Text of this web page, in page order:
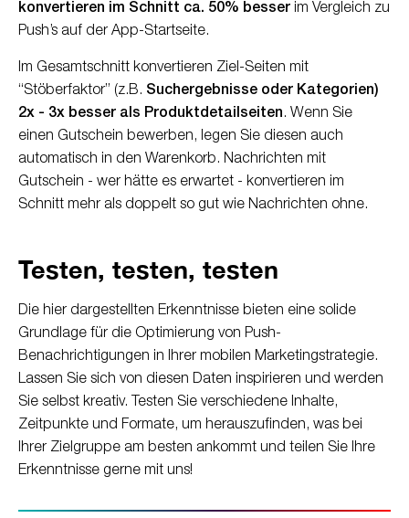
konvertieren im Schnitt ca. 50% besser im Vergleich zu
Push’s auf der App-Startseite.
Im Gesamtschnitt konvertieren Ziel-Seiten mit
“Stöberfaktor” (z.B. Suchergebnisse oder Kategorien)
2x - 3x besser als Produktdetailseiten. Wenn Sie
einen Gutschein bewerben, legen Sie diesen auch
automatisch in den Warenkorb. Nachrichten mit
Gutschein - wer hätte es erwartet - konvertieren im
Schnitt mehr als doppelt so gut wie Nachrichten ohne.
Testen, testen, testen
Die hier dargestellten Erkenntnisse bieten eine solide
Grundlage für die Optimierung von Push-
Benachrichtigungen in Ihrer mobilen Marketingstrategie.
Lassen Sie sich von diesen Daten inspirieren und werden
Sie selbst kreativ. Testen Sie verschiedene Inhalte,
Zeitpunkte und Formate, um herauszufinden, was bei
Ihrer Zielgruppe am besten ankommt und teilen Sie Ihre
Erkenntnisse gerne mit uns!